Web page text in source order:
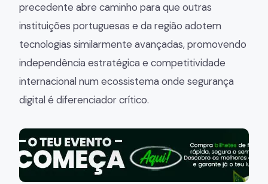
precedente abre caminho para que outras
instituições portuguesas e da região adotem
tecnologias similarmente avançadas, promovendo
independência estratégica e competitividade
internacional num ecossistema onde segurança
digital é diferenciador crítico.